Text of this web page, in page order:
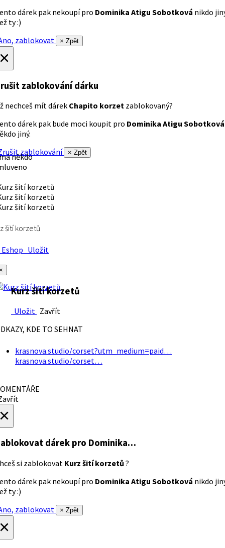
dárek pak nekoupí pro Dominika Atigu Sobotková nikdo
ty :)
zablokovat
× Zpět
zablokování dárku
nechceš mít dárek Chapito korzet zablokovaný?
dárek pak bude moci koupit pro Dominika Atigu Sobotková
jiný.
zablokování
× Zpět
někdo
šití korzetů
Uložit
Kurz šití korzetů
Uložit Zavřít
KDE TO SEHNAT
krasnova.studio/corset?utm_medium=paid…
krasnova.studio/corset…
dárek pro Dominika…
si zablokovat Kurz šití korzetů ?
dárek pak nekoupí pro Dominika Atigu Sobotková nikdo
ty :)
zablokovat
× Zpět